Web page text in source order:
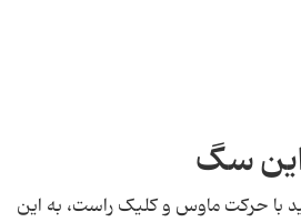
این سگ
با حرکت ماوس و کلیک راست، به این